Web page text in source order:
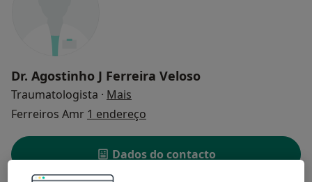
Dr. Agostinho J Ferreira Veloso
Traumatologista · Mais
Ferreiros Amr 1 endereço
Dados do contacto